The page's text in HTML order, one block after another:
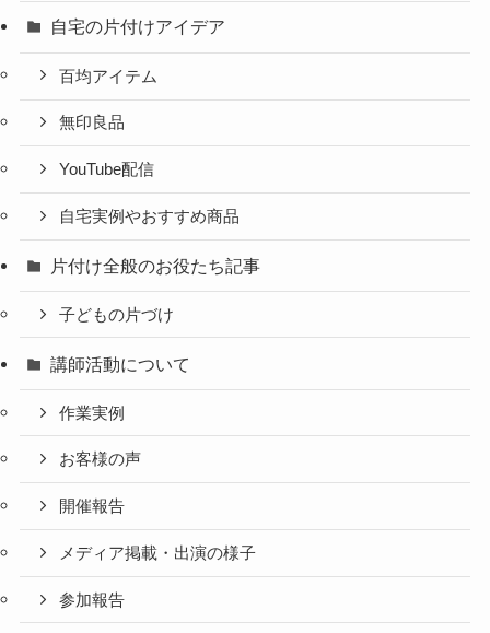
自宅の片付けアイデア
百均アイテム
無印良品
YouTube配信
自宅実例やおすすめ商品
片付け全般のお役たち記事
子どもの片づけ
講師活動について
作業実例
お客様の声
開催報告
メディア掲載・出演の様子
参加報告